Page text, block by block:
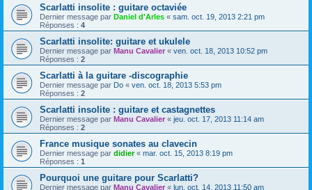
Scarlatti insolite : guitare octaviée
Dernier message par Daniel d'Arles « sam. oct. 19, 2013 2:21 pm
Réponses : 4
Scarlatti insolite: guitare et ukulele
Dernier message par Manu Cavalier « ven. oct. 18, 2013 10:52 pm
Réponses : 2
Scarlatti à la guitare -discographie
Dernier message par Do « ven. oct. 18, 2013 5:53 pm
Réponses : 2
Scarlatti insolite : guitare et castagnettes
Dernier message par Manu Cavalier « jeu. oct. 17, 2013 11:14 am
Réponses : 2
France musique sonates au clavecin
Dernier message par didier« mar. oct. 15, 2013 8:19 pm
Réponses : 1
Pourquoi une guitare pour Scarlatti?
Dernier message par Manu Cavalier « lun. oct. 14, 2013 11:50 am